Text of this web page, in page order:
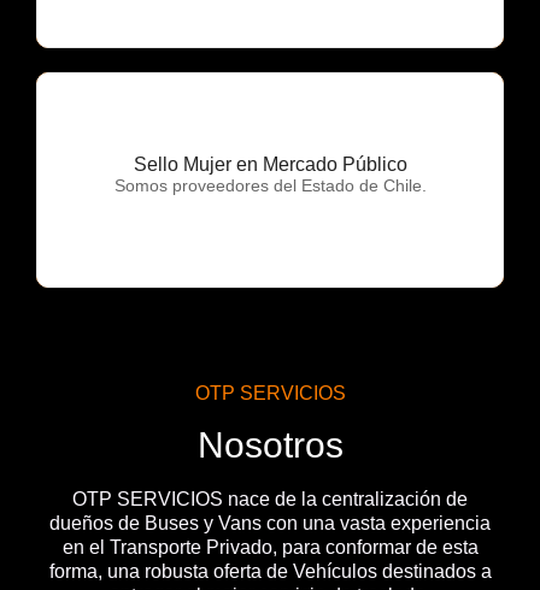
Sello Mujer en Mercado Público
Somos proveedores del Estado de Chile.
OTP Servicios
OTP SERVICIOS
Nosotros
OTP SERVICIOS nace de la centralización de
dueños de Buses y Vans con una vasta experiencia
en el Transporte Privado, para conformar de esta
forma, una robusta oferta de Vehículos destinados a